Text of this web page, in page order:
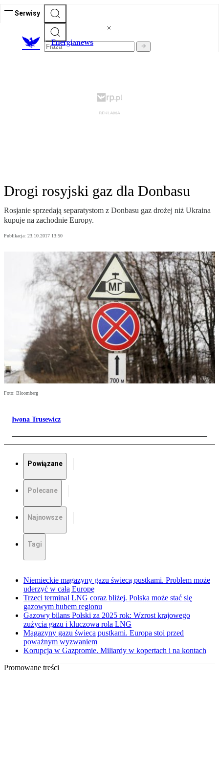
Serwisy
Energianews
Drogi rosyjski gaz dla Donbasu
Rosjanie sprzedają separatystom z Donbasu gaz drożej niż Ukraina
kupuje na zachodnie Europy.
Publikacja: 23.10.2017 13:50
Foto: Bloomberg
Iwona Trusewicz
Powiązane
Polecane
Najnowsze
Tagi
Niemieckie magazyny gazu świecą pustkami. Problem może
uderzyć w całą Europę
Trzeci terminal LNG coraz bliżej. Polska może stać się
gazowym hubem regionu
Gazowy bilans Polski za 2025 rok: Wzrost krajowego
zużycia gazu i kluczowa rola LNG
Magazyny gazu świecą pustkami. Europa stoi przed
poważnym wyzwaniem
Korupcja w Gazpromie. Miliardy w kopertach i na kontach
Promowane treści